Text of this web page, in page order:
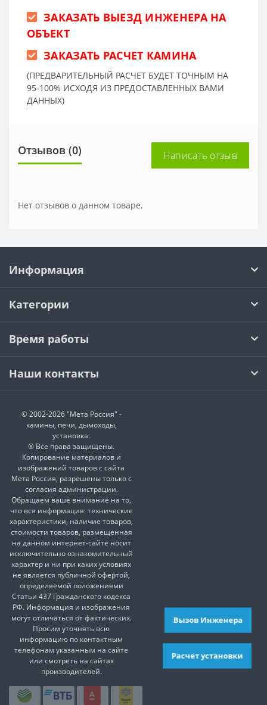
ЗАКАЗАТЬ ВЫЕЗД ИНЖЕНЕРА НА
ОБЪЕКТ
ЗАКАЗАТЬ РАСЧЕТ КАМИНА
(ПРЕДВАРИТЕЛЬНЫЙ РАСЧЕТ БУДЕТ ТОЧНЫМ НА
95-100% ИСХОДЯ ИЗ ПРЕДОСТАВЛЕННЫХ ВАМИ
ДАННЫХ)
Отзывов (0) Написать отзыв
Нет отзывов о данном товаре.
Информация
Категории
Время работы
Наши контакты
© 2002-2026 "Мета Россия" -
камины, печи, дымоходы,
установка.
® Все права защищены.
Копирование материалов и
изображений товаров с сайта
Мета Россия, разрешены только с
согласия администрации.
Обращаем ваше внимание на то,
что вся информация: технические
характеристики, наличие товаров,
стоимости товаров, размещенная
на данном интернет-сайте носит
исключительно ознакомительный
характер и ни при каких условиях
не является публичной офертой,
определяемой положениями
Статьи 437 Гражданского кодекса
РФ. Информация и изображения
могут отличаться от фактических.
Просим уточнять всю
информацию по контактным
телефонам указанным на сайте
или смотреть на сайтах
производителей.
Расчет установки
Вызов Инженера